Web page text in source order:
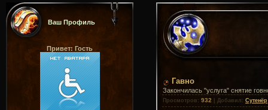
Ваш Профиль
Привет: Гость
Гавно
Закончилась "услуга" снятие
Просмотров : 932 Добавил : Сутенёр